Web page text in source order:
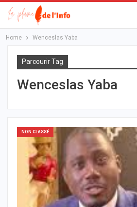
Home Wenceslas Yaba
Parcourir Tag
Wenceslas Yaba
NON CLASSÉ